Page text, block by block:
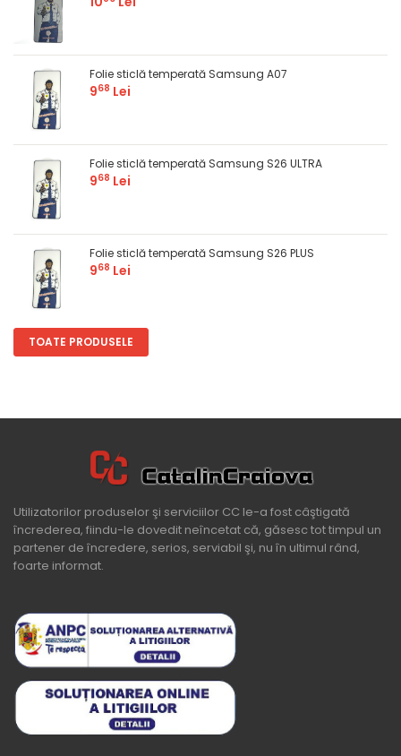
Folie sticlă temperată Samsung A07
968 Lei
Folie sticlă temperată Samsung S26 ULTRA
968 Lei
Folie sticlă temperată Samsung S26 PLUS
968 Lei
TOATE PRODUSELE
Utilizatorilor produselor şi serviciilor CC le-a fost câştigată
încrederea, fiindu-le dovedit neîncetat că, găsesc tot timpul un
partener de încredere, serios, serviabil şi, nu în ultimul rând,
foarte informat.